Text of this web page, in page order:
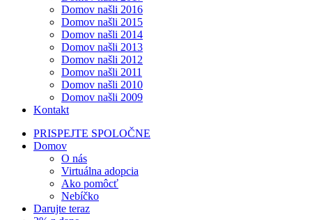
Domov našli 2016
Domov našli 2015
Domov našli 2014
Domov našli 2013
Domov našli 2012
Domov našli 2011
Domov našli 2010
Domov našli 2009
Kontakt
PRISPEJTE SPOLOČNE
Domov
O nás
Virtuálna adopcia
Ako pomôcť
Nebíčko
Darujte teraz